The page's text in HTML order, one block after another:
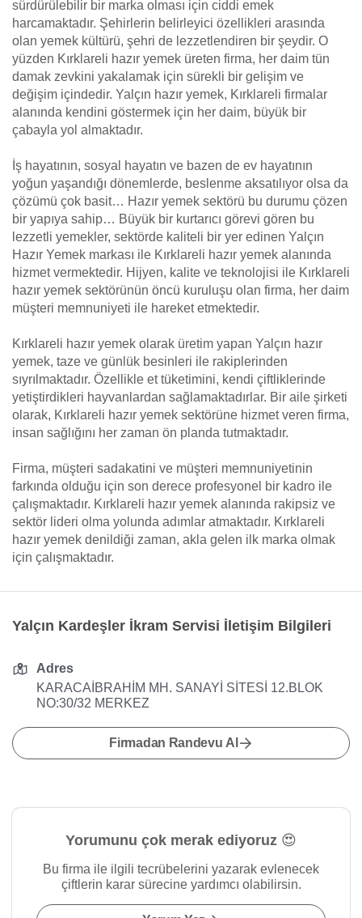
sürdürülebilir bir marka olması için ciddi emek
harcamaktadır. Şehirlerin belirleyici özellikleri arasında
olan yemek kültürü, şehri de lezzetlendiren bir şeydir. O
yüzden Kırklareli hazır yemek üreten firma, her daim tün
damak zevkini yakalamak için sürekli bir gelişim ve
değişim içindedir. Yalçın hazır yemek, Kırklareli firmalar
alanında kendini göstermek için her daim, büyük bir
çabayla yol almaktadır.
İş hayatının, sosyal hayatın ve bazen de ev hayatının
yoğun yaşandığı dönemlerde, beslenme aksatılıyor olsa da
çözümü çok basit… Hazır yemek sektörü bu durumu çözen
bir yapıya sahip… Büyük bir kurtarıcı görevi gören bu
lezzetli yemekler, sektörde kaliteli bir yer edinen Yalçın
Hazır Yemek markası ile Kırklareli hazır yemek alanında
hizmet vermektedir. Hijyen, kalite ve teknolojisi ile Kırklareli
hazır yemek sektörünün öncü kuruluşu olan firma, her daim
müşteri memnuniyeti ile hareket etmektedir.
Kırklareli hazır yemek olarak üretim yapan Yalçın hazır
yemek, taze ve günlük besinleri ile rakiplerinden
sıyrılmaktadır. Özellikle et tüketimini, kendi çiftliklerinde
yetiştirdikleri hayvanlardan sağlamaktadırlar. Bir aile şirketi
olarak, Kırklareli hazır yemek sektörüne hizmet veren firma,
insan sağlığını her zaman ön planda tutmaktadır.
Firma, müşteri sadakatini ve müşteri memnuniyetinin
farkında olduğu için son derece profesyonel bir kadro ile
çalışmaktadır. Kırklareli hazır yemek alanında rakipsiz ve
sektör lideri olma yolunda adımlar atmaktadır. Kırklareli
hazır yemek denildiği zaman, akla gelen ilk marka olmak
için çalışmaktadır.
Yalçın Kardeşler İkram Servisi İletişim Bilgileri
Adres
KARACAİBRAHİM MH. SANAYİ SİTESİ 12.BLOK
NO:30/32 MERKEZ
Firmadan Randevu Al
Yorumunu çok merak ediyoruz 😍
Bu firma ile ilgili tecrübelerini yazarak evlenecek
çiftlerin karar sürecine yardımcı olabilirsin.